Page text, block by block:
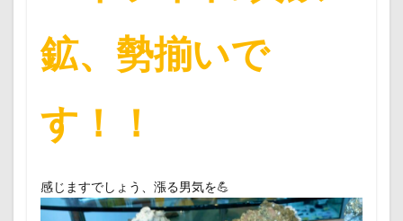
鉱、勢揃いで
す！！
感じますでしょう、漲る男気を💪